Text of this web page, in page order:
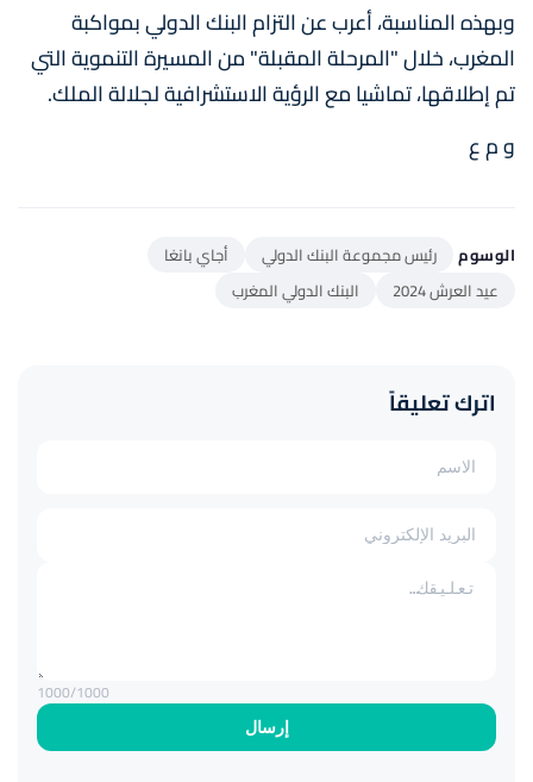
وبهذه المناسبة، أعرب عن التزام البنك الدولي بمواكبة
المغرب، خلال "المرحلة المقبلة" من المسيرة التنموية التي
تم إطلاقها، تماشيا مع الرؤية الاستشرافية لجلالة الملك.
و م ع
الوسوم رئيس مجموعة البنك الدولي
أجاي بانغا
عيد العرش 2024
البنك الدولي المغرب
اترك تعليقاً
إرسال
1000/1000